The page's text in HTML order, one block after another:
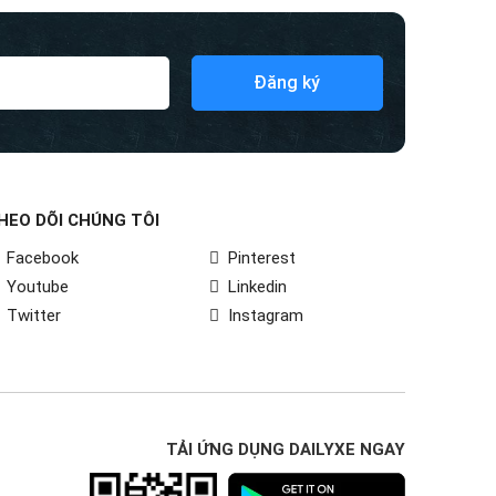
số trên biển xe
thuật toán số
Đăng ký
DÕI CHÚNG TÔI
Facebook
Youtube
Twitter
Pinterest
Linkedin
Instagram
TẢI ỨNG DỤNG DAILYXE NGAY